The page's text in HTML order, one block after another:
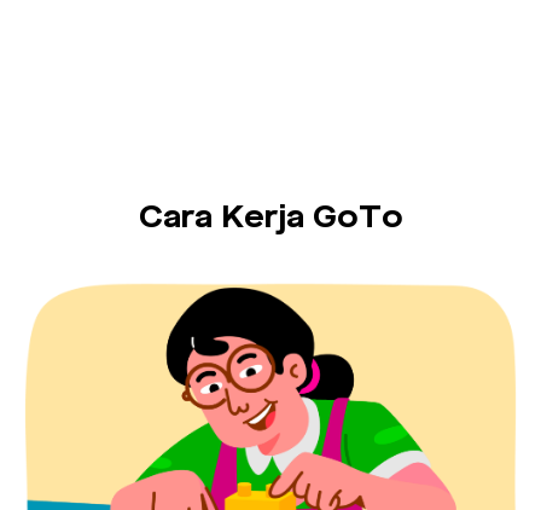
Cara Kerja GoTo